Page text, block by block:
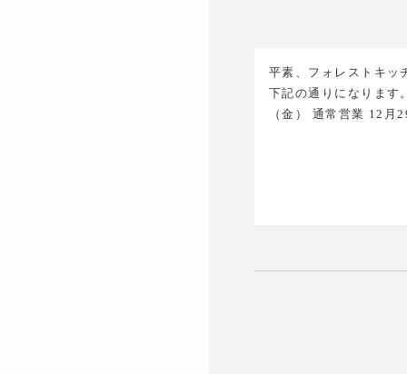
平素、フォレストキッ
下記の通りになりま
（金） 通常営業 12